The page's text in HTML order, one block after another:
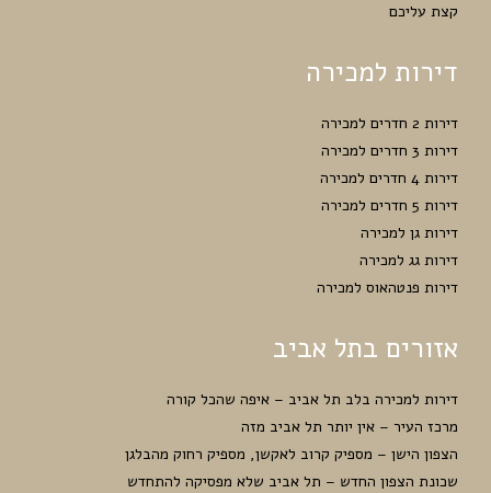
קצת עליכם
דירות למכירה
דירות 2 חדרים למכירה
דירות 3 חדרים למכירה
דירות 4 חדרים למכירה
דירות 5 חדרים למכירה
דירות גן למכירה
דירות גג למכירה
דירות פנטהאוס למכירה
אזורים בתל אביב
דירות למכירה בלב תל אביב – איפה שהכל קורה
מרכז העיר – אין יותר תל אביב מזה
הצפון הישן – מספיק קרוב לאקשן, מספיק רחוק מהבלגן
שכונת הצפון החדש – תל אביב שלא מפסיקה להתחדש